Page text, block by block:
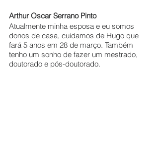
Arthur Oscar Serrano Pinto
Atualmente minha esposa e eu somos
donos de casa, cuidamos de Hugo que
fará 5 anos em 28 de março. Também
tenho um sonho de fazer um mestrado,
doutorado e pós-doutorado.